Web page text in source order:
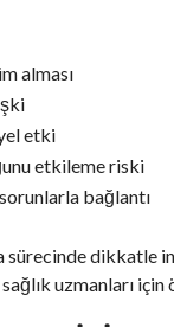
alması
etki
etkileme riski
bağlantı
dikkatle
uzmanları